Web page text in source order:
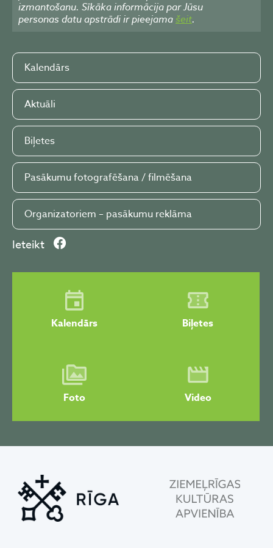
izmantošanu. Sīkāka informācija par Jūsu
personas datu apstrādi ir pieejamašeit.
Kalendārs
Aktuāli
Biļetes
Pasākumu fotografēšana / filmēšana
Organizatoriem – pasākumu reklāma
Ieteikt
Kalendārs Biļetes
Foto Video